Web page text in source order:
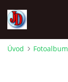
Úvod Fotoalbum